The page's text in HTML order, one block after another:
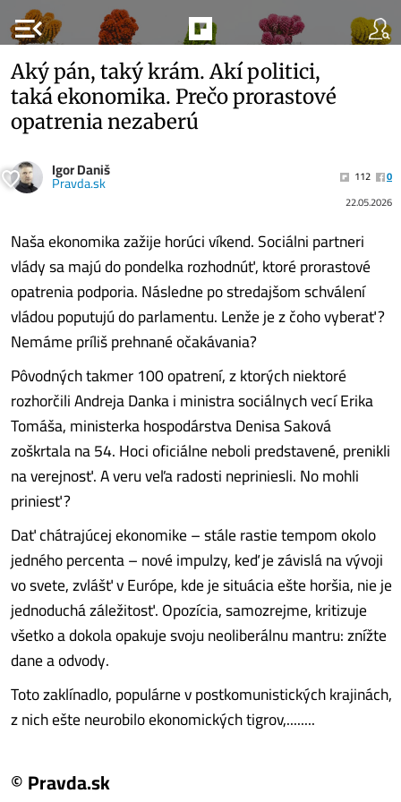
menu_open
Aký pán, taký krám. Akí politici,
taká ekonomika. Prečo prorastové
opatrenia nezaberú
Igor Daniš
Pravda.sk 112
0
22.05.2026
Naša ekonomika zažije horúci víkend. Sociálni partneri
vlády sa majú do pondelka rozhodnúť, ktoré prorastové
opatrenia podporia. Následne po stredajšom schválení
vládou poputujú do parlamentu. Lenže je z čoho vyberať?
Nemáme príliš prehnané očakávania?
Pôvodných takmer 100 opatrení, z ktorých niektoré
rozhorčili Andreja Danka i ministra sociálnych vecí Erika
Tomáša, ministerka hospodárstva Denisa Saková
zoškrtala na 54. Hoci oficiálne neboli predstavené, prenikli
na verejnosť. A veru veľa radosti nepriniesli. No mohli
priniesť?
Dať chátrajúcej ekonomike – stále rastie tempom okolo
jedného percenta – nové impulzy, keď je závislá na vývoji
vo svete, zvlášť v Európe, kde je situácia ešte horšia, nie je
jednoduchá záležitosť. Opozícia, samozrejme, kritizuje
všetko a dokola opakuje svoju neoliberálnu mantru: znížte
dane a odvody.
Toto zaklínadlo, populárne v postkomunistických krajinách,
z nich ešte neurobilo ekonomických tigrov,........
© Pravda.sk